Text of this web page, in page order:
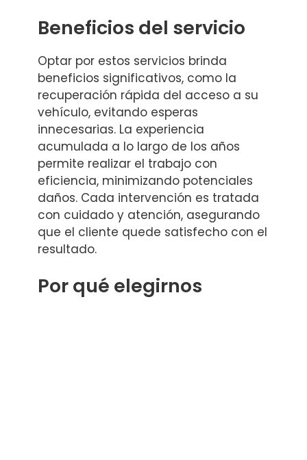
Beneficios del servicio
Optar por estos servicios brinda
beneficios significativos, como la
recuperación rápida del acceso a su
vehículo, evitando esperas
innecesarias. La experiencia
acumulada a lo largo de los años
permite realizar el trabajo con
eficiencia, minimizando potenciales
daños. Cada intervención es tratada
con cuidado y atención, asegurando
que el cliente quede satisfecho con el
resultado.
Por qué elegirnos